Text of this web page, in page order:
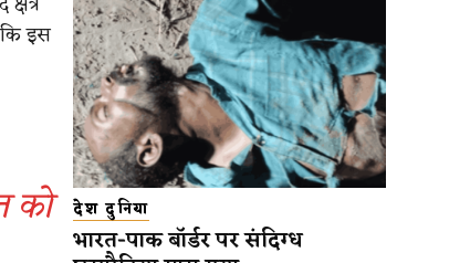
इस
को देश दुनिया
भारत-पाक बॉर्डर पर संदिग्ध